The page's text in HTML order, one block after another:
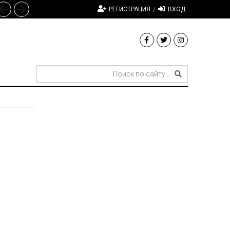
РЕГИСТРАЦИЯ / ВХОД